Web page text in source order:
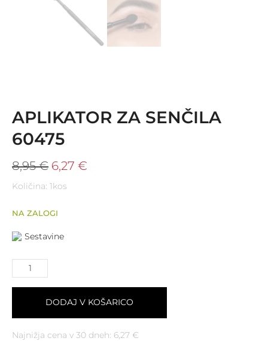
APLIKATOR ZA SENČILA
60475
8,95€ 6,27 €
Količina: 1kos
NA ZALOGI
Sestavine
DODAJ V KOŠARICO
Najnižja cena v 30 dneh: 6,27 €